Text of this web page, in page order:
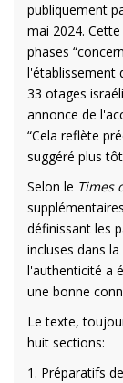
publiquement
mai 2024.
phases
l'établissement
33 otages
annonce de
“Cela reflète
suggéré plus
Selon le Times
définissant les
incluses dans
l'authenticité a
une bonne
Le texte,
huit sections:
1. Préparatifs